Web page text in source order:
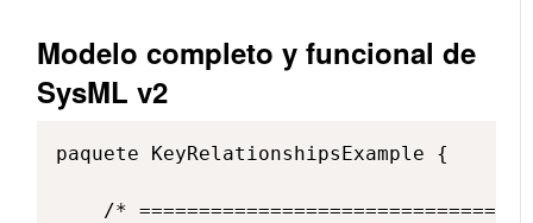
Modelo completo y funcional de
SysML v2
paquete KeyRelationshipsExample {
/*